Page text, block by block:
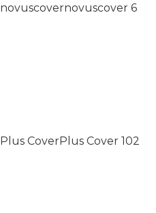
novuscovernovuscover 6
Plus CoverPlus Cover 102